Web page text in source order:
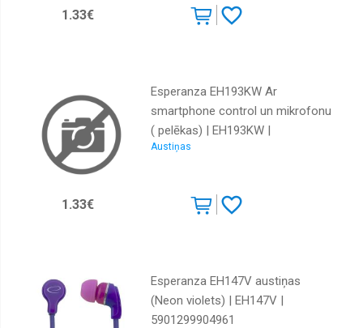
1.33€
Esperanza EH193KW Ar
smartphone control un mikrofonu
( pelēkas) | EH193KW |
5901299941768
Austiņas
1.33€
Esperanza EH147V austiņas
(Neon violets) | EH147V |
5901299904961